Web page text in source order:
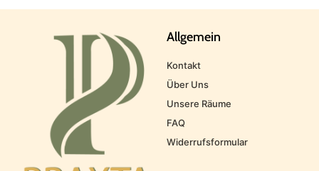
Allgemein
Kontakt
Über Uns
Unsere Räume
FAQ
Widerrufsformular